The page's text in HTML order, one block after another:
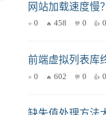
网站加载速度慢
0 458 0 0
0 602 0 0